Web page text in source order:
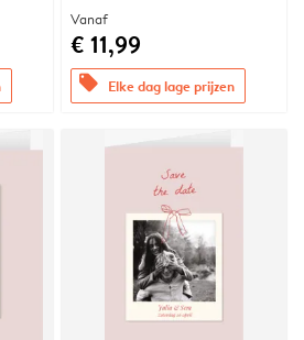
Vanaf
€ 11,99
offers Elke dag lage prijzen